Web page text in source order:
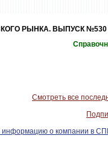
РЫНКА. ВЫПУСК №530
Смотреть все
информацию о компании